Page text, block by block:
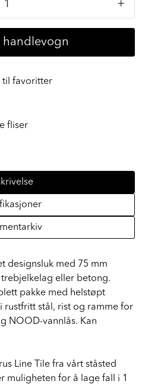
+
handlevogn
til favoritter
fliser
designsluk med 75 mm
eller betong.
pakke med helstøpt
rustfritt stål, rist og ramme for
NOOD-vannlås. Kan
Line Tile fra vårt ståsted
muligheten for å lage fall i 1